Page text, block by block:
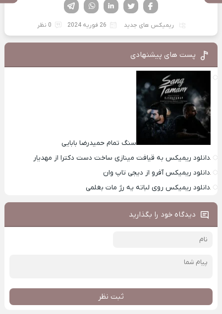
لینکدین تویتر
فیسوک
ریمیکس های جدید 26 فوریه 2024 0 نظر
پست های پیشنهادی
سنگ تمام حمیدرضا بابایی
دانلود ریمیکس به قیافت مینازی ساخت دست دکترا از مهدیار
دانلود ریمیکس آفرو از ديجی تاپ وان
دانلود ریمیکس روی لباته یه رژ مات بغلمی
دیدگاه خود را بگذارید
ثبت نظر